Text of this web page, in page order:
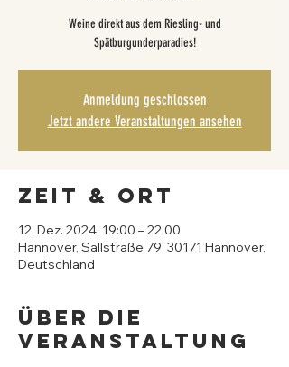
Weine direkt aus dem Riesling- und
Spätburgunderparadies!
Anmeldung geschlossen
Jetzt andere Veranstaltungen ansehen
Zeit & Ort
12. Dez. 2024, 19:00 – 22:00
Hannover, Sallstraße 79, 30171 Hannover,
Deutschland
Über die
Veranstaltung